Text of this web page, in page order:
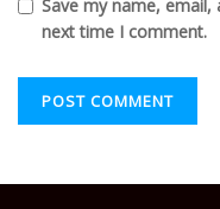
Save my name,
next time I comment.